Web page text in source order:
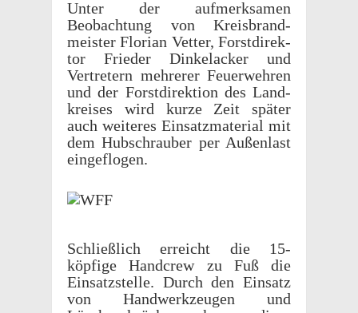
Unter der aufmerk­samen
Beobach­tung von Kreis­brand­
meis­ter Florian Vetter, Forstdi­rek­
tor Frieder Dinkelacker und
Vertretern mehrerer Feuer­wehren
und der Forstdi­rek­tion des Land­
kreises wird kurze Zeit später
auch weit­eres Einsatz­ma­te­r­ial mit
dem Hubschrauber per Außen­last
eingeflogen.
Schließlich erre­icht die 15-
köpfige Hand­crew zu Fuß die
Einsatzstelle. Durch den Einsatz
von Handw­erkzeu­gen und